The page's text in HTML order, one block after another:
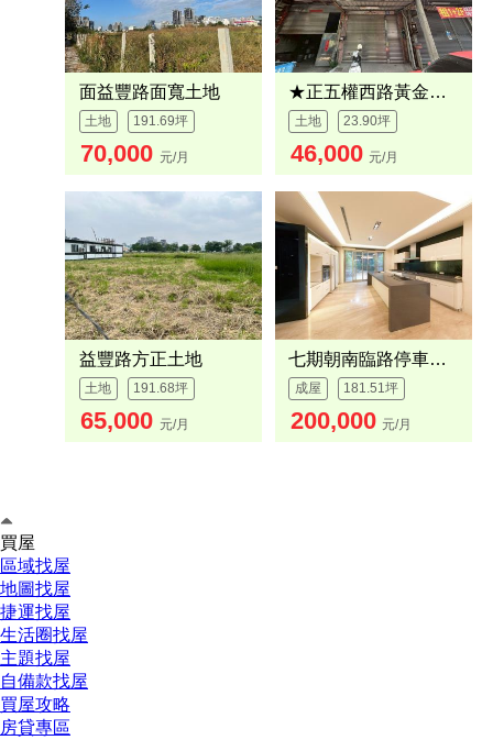
面益豐路面寬土地
土地 191.69坪
70,000 元/月
★正五權西路黃金地段
土地 23.90坪
46,000 元/月
益豐路方正土地
土地 191.68坪
65,000 元/月
七期朝南臨路停車超方便
成屋 181.51坪
200,000 元/月
買屋
區域找屋
地圖找屋
捷運找屋
生活圈找屋
主題找屋
自備款找屋
買屋攻略
房貸專區